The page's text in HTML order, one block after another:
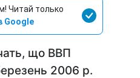
Читай только
Google
що ВВП
2006 р.